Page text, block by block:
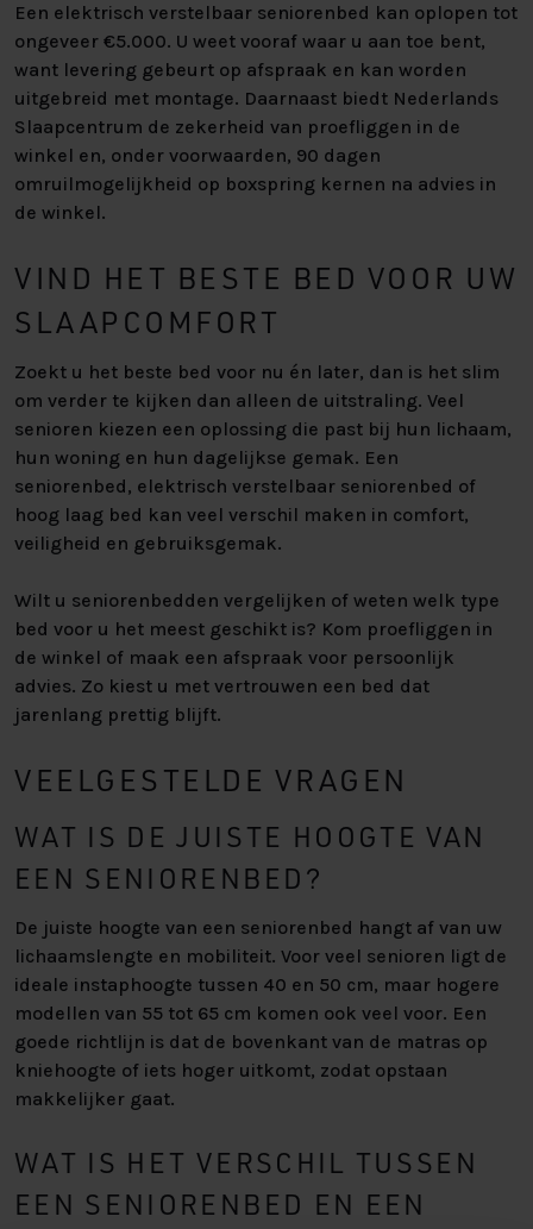
Een elektrisch verstelbaar seniorenbed kan oplopen tot
ongeveer €5.000. U weet vooraf waar u aan toe bent,
want levering gebeurt op afspraak en kan worden
uitgebreid met montage. Daarnaast biedt Nederlands
Slaapcentrum de zekerheid van proefliggen in de
winkel en, onder voorwaarden, 90 dagen
omruilmogelijkheid op boxspring kernen na advies in
de winkel.
VIND HET BESTE BED VOOR UW
SLAAPCOMFORT
Zoekt u het beste bed voor nu én later, dan is het slim
om verder te kijken dan alleen de uitstraling. Veel
senioren kiezen een oplossing die past bij hun lichaam,
hun woning en hun dagelijkse gemak. Een
seniorenbed, elektrisch verstelbaar seniorenbed of
hoog laag bed kan veel verschil maken in comfort,
veiligheid en gebruiksgemak.
Wilt u seniorenbedden vergelijken of weten welk type
bed voor u het meest geschikt is? Kom proefliggen in
de winkel of maak een afspraak voor persoonlijk
advies. Zo kiest u met vertrouwen een bed dat
jarenlang prettig blijft.
VEELGESTELDE VRAGEN
WAT IS DE JUISTE HOOGTE VAN
EEN SENIORENBED?
De juiste hoogte van een seniorenbed hangt af van uw
lichaamslengte en mobiliteit. Voor veel senioren ligt de
ideale instaphoogte tussen 40 en 50 cm, maar hogere
modellen van 55 tot 65 cm komen ook veel voor. Een
goede richtlijn is dat de bovenkant van de matras op
kniehoogte of iets hoger uitkomt, zodat opstaan
makkelijker gaat.
WAT IS HET VERSCHIL TUSSEN
EEN SENIORENBED EN EEN